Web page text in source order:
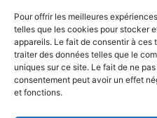
Pour offrir les meilleures
telles que les cookies pour stocker
appareils. Le fait de consentir à ces
traiter des données telles que le
uniques sur ce site. Le fait de ne
consentement peut avoir un effet
et fonctions.